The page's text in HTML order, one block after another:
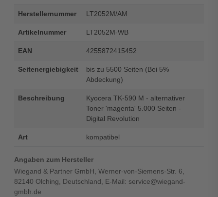
Herstellernummer LT2052M/AM
Artikelnummer LT2052M-WB
EAN 4255872415452
Seitenergiebigkeit
bis zu 5500 Seiten (Bei 5%
Abdeckung)
Beschreibung
Kyocera TK-590 M - alternativer
Toner 'magenta' 5.000 Seiten -
Digital Revolution
Art kompatibel
Angaben zum Hersteller
Wiegand & Partner GmbH, Werner-von-Siemens-Str. 6,
82140 Olching, Deutschland, E-Mail: service@wiegand-
gmbh.de